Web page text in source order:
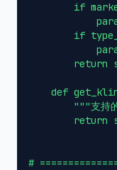
if
if
return
def
"""支持
return
#